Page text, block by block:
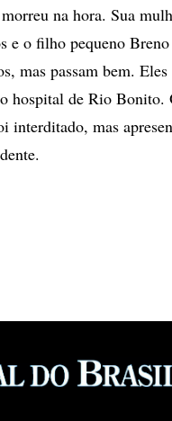
na hora. Sua
e o filho pequeno
mas passam bem.
hospital de Rio Bonito.
interditado, mas